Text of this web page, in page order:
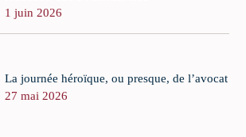
1 juin 2026
La journée héroïque, ou presque, de l’avocat
27 mai 2026